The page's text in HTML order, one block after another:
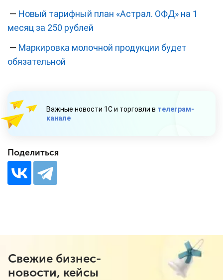
— Новый тарифный план «Астрал. ОФД» на 1
месяц за 250 рублей
— Маркировка молочной продукции будет
обязательной
Важные новости 1С и торговли в телеграм-
канале
Поделиться
Свежие бизнес-
новости, кейсы